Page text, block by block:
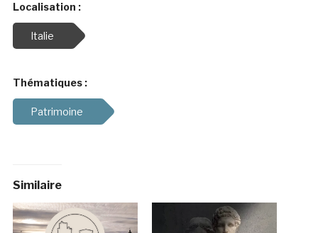
Localisation :
Italie
Thématiques :
Patrimoine
Similaire